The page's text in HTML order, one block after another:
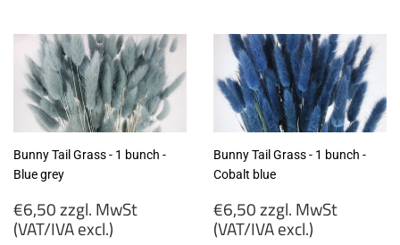
MwSt
(VAT/IVA
excl.)
MwSt
(VAT/IVA
excl.)
Bunny Tail Grass - 1 bunch -
Blue grey
Regular
price
€6,50 zzgl. MwSt
(VAT/IVA excl.)
Bunny Tail Grass - 1 bunch -
Cobalt blue
Regular
price
€6,50 zzgl. MwSt
(VAT/IVA excl.)